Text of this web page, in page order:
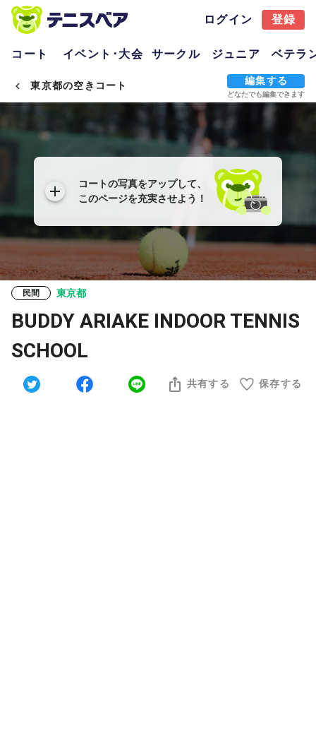
ログイン 登録
コート イベント･大会 サークル ジュニア ベテラ
東京都の空きコート 編集する
どなたでも編集できます
コートの写真をアップして、
このページを充実させよう！
民間 東京都
BUDDY ARIAKE INDOOR TENNIS
SCHOOL
共有する 保存する